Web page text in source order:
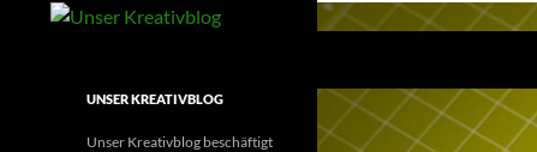
Kreatives Basteln, Werken und mehr
UNSER KREATIVBLOG
Unser Kreativblog beschäftigt